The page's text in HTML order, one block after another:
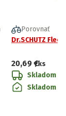
Porovnať
Dr.SCHUTZ
20,69 €/ks
Skladom v
Skladom v